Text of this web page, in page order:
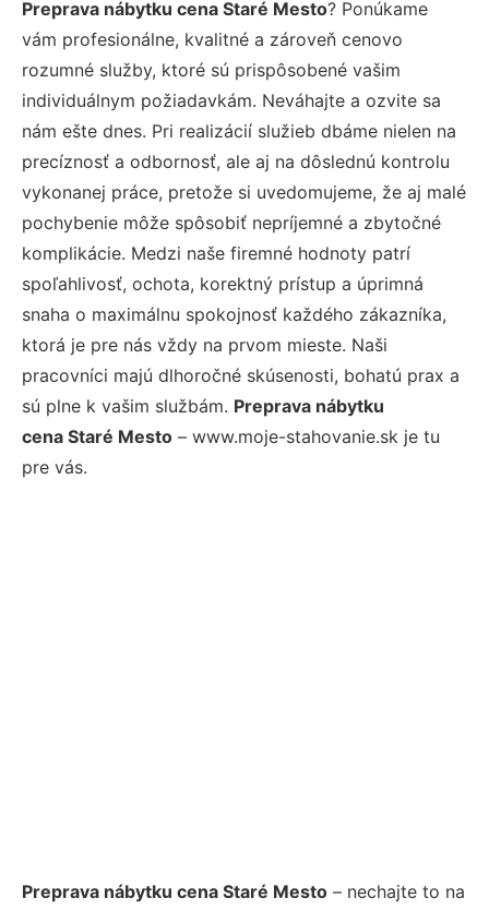
Preprava nábytku cena Staré Mesto? Ponúkame
vám profesionálne, kvalitné a zároveň cenovo
rozumné služby, ktoré sú prispôsobené vašim
individuálnym požiadavkám. Neváhajte a ozvite sa
nám ešte dnes. Pri realizácií služieb dbáme nielen na
precíznosť a odbornosť, ale aj na dôslednú kontrolu
vykonanej práce, pretože si uvedomujeme, že aj malé
pochybenie môže spôsobiť nepríjemné a zbytočné
komplikácie. Medzi naše firemné hodnoty patrí
spoľahlivosť, ochota, korektný prístup a úprimná
snaha o maximálnu spokojnosť každého zákazníka,
ktorá je pre nás vždy na prvom mieste. Naši
pracovníci majú dlhoročné skúsenosti, bohatú prax a
sú plne k vašim službám. Preprava nábytku
cena Staré Mesto – www.moje-stahovanie.sk je tu
pre vás.
Preprava nábytku cena Staré Mesto – nechajte to na